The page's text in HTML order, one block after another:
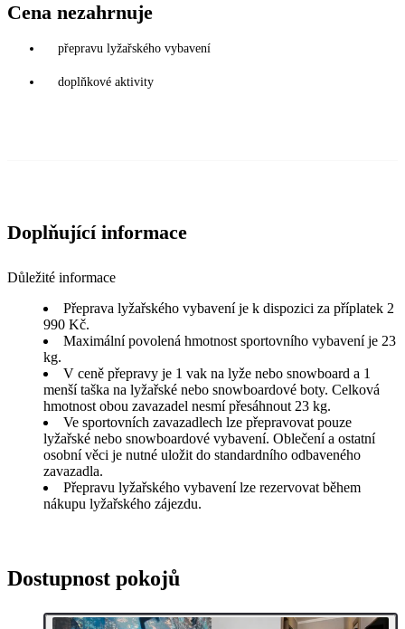
Cena nezahrnuje
přepravu lyžařského vybavení
doplňkové aktivity
Doplňující informace
Důležité informace
Přeprava lyžařského vybavení je k dispozici za příplatek 2
990 Kč.
Maximální povolená hmotnost sportovního vybavení je 23
kg.
V ceně přepravy je 1 vak na lyže nebo snowboard a 1
menší taška na lyžařské nebo snowboardové boty. Celková
hmotnost obou zavazadel nesmí přesáhnout 23 kg.
Ve sportovních zavazadlech lze přepravovat pouze
lyžařské nebo snowboardové vybavení. Oblečení a ostatní
osobní věci je nutné uložit do standardního odbaveného
zavazadla.
Přepravu lyžařského vybavení lze rezervovat během
nákupu lyžařského zájezdu.
Dostupnost pokojů